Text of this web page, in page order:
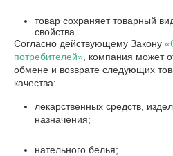
товар сохраняет товарный
свойства.
Согласно действующему Закону
потребителей» , компания может
обмене и возврате следующих
качества:
лекарственных средств,
назначения;
нательного белья;